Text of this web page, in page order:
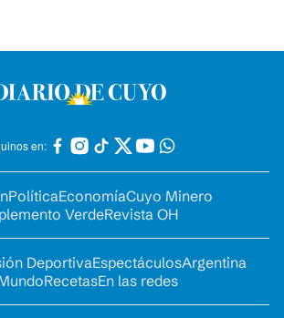
en:
PolíticaEconomíaCuyo Minero
VerdeRevista OH
DeportivaEspectáculosArgentina
RecetasEn las redes